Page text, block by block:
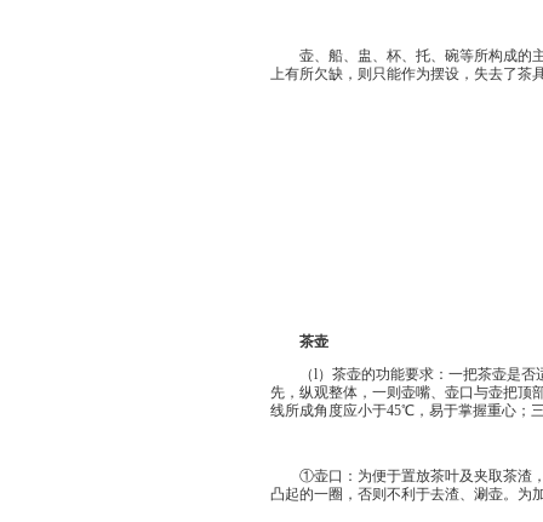
壶、船、盅、杯、托、碗等所构成的主
上有所欠缺，则只能作为摆设，失去了茶
茶壶
（l）茶壶的功能要求：一把茶壶是否
先，纵观整体，一则壶嘴、壶口与壶把顶
线所成角度应小于45℃，易于掌握重心；
①壶口：为便于置放茶叶及夹取茶渣，
凸起的一圈，否则不利于去渣、涮壶。为